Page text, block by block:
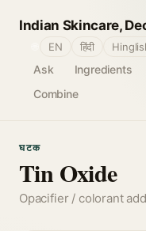
Indian Skincare,
Ask Ingredients
Combine
EN हिंदी
घटक
Tin Oxide
Opacifier / colorant